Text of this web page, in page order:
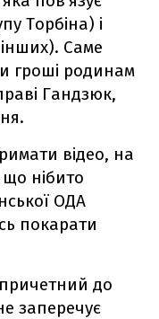
Торбіна) і
Саме
гроші родинам
Гандзюк,
відео, на
нібито
ОДА
покарати
до
заперечує